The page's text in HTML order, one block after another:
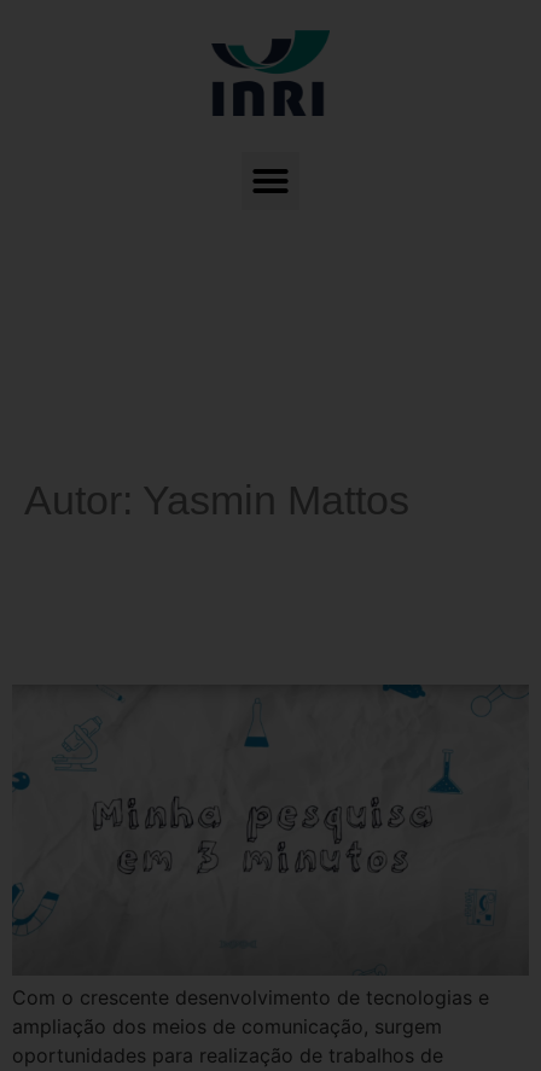
Autor: Yasmin Mattos
Com o crescente desenvolvimento de tecnologias e
ampliação dos meios de comunicação, surgem
oportunidades para realização de trabalhos de